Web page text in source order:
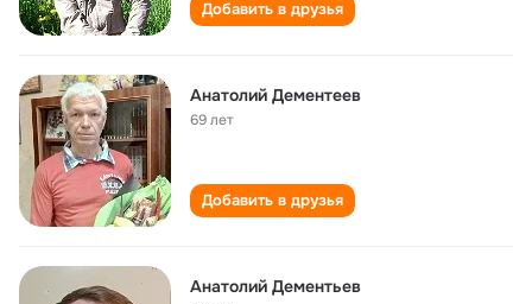
Добавить в друзья
Анатолий Дементеев
69 лет
Добавить в друзья
Анатолий Дементьев